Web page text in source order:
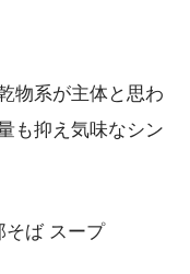
物系が主体と思わ
も抑え気味なシン